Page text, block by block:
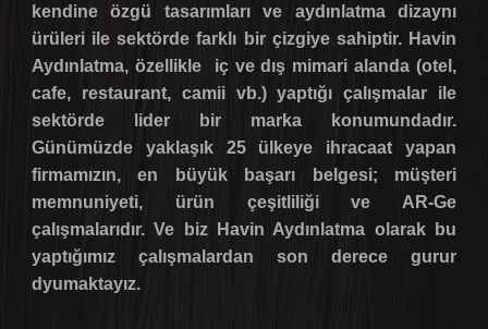
kendine özgü tasarımları ve aydınlatma dizaynı
ürüleri ile sektörde farklı bir çizgiye sahiptir. Havin
Aydınlatma, özellikle iç ve dış mimari alanda (otel,
cafe, restaurant, camii vb.) yaptığı çalışmalar ile
sektörde lider bir marka konumundadır.
Günümüzde yaklaşık 25 ülkeye ihracaat yapan
firmamızın, en büyük başarı belgesi; müşteri
memnuniyeti, ürün çeşitliliği ve AR-Ge
çalışmalarıdır. Ve biz Havin Aydınlatma olarak bu
yaptığımız çalışmalardan son derece gurur
dyumaktayız.